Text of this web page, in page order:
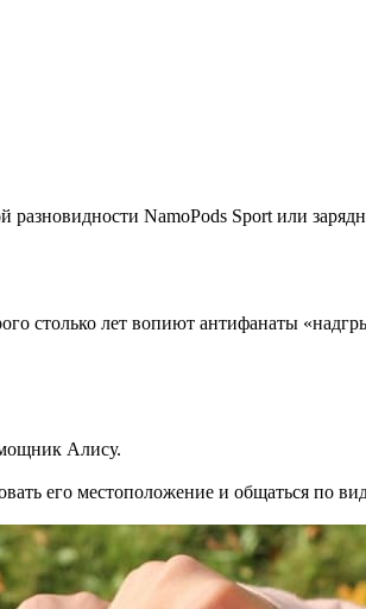
NamoPods Sport или
столько лет вопиют антифанаты
Алису.
его местоположение и общаться по